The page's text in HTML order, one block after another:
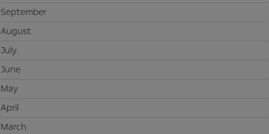
September
August
July
June
May
April
March